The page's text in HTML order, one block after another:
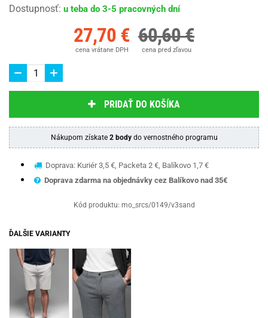
Dostupnosť: u teba do 3-5 pracovných dní
27,70 €
cena vrátane DPH
60,60 €
cena pred zľavou
PRIDAŤ DO KOŠÍKA
Nákupom získate 2 bodydo vernostného programu
Doprava: Kuriér 3,5 €, Packeta 2 €, Balíkovo 1,7 €
Doprava zdarma na objednávky cez Balíkovo nad 35€
Kód produktu: mo_srcs/0149/v3sand
ĎALŠIE VARIANTY